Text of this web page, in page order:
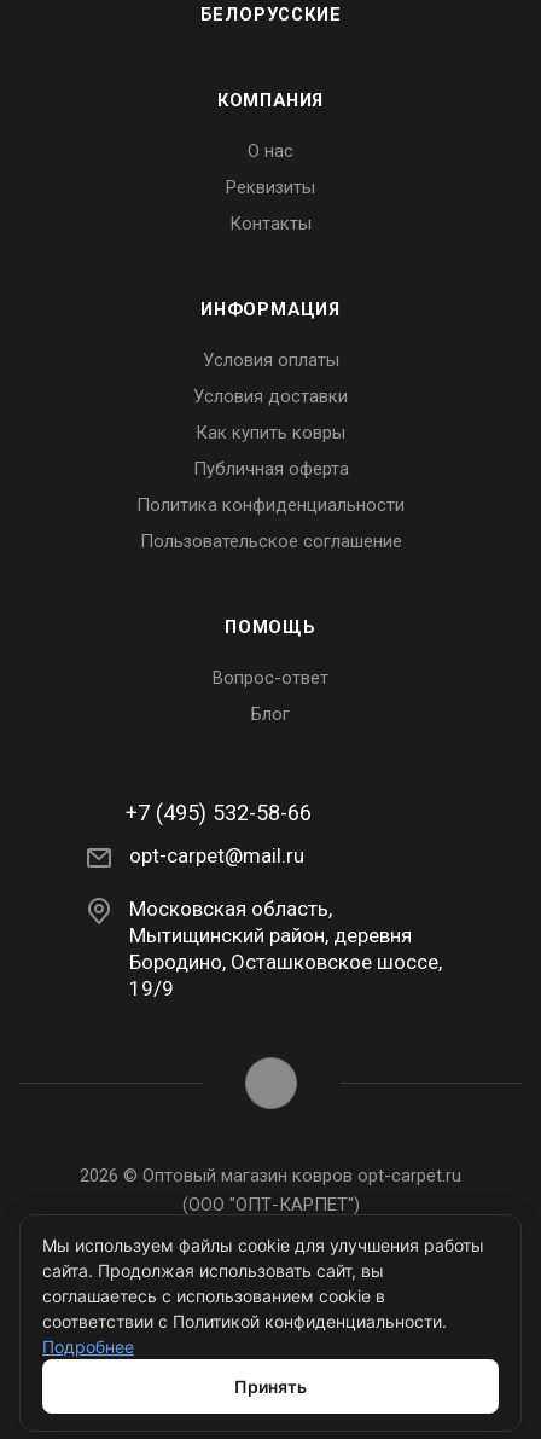
БЕЛОРУССКИЕ
КОМПАНИЯ
О нас
Реквизиты
Контакты
ИНФОРМАЦИЯ
Условия оплаты
Условия доставки
Как купить ковры
Публичная оферта
Политика конфиденциальности
Пользовательское соглашение
ПОМОЩЬ
Вопрос-ответ
Блог
+7 (495) 532-58-66
opt-carpet@mail.ru
Московская область,
Мытищинский район, деревня
Бородино, Осташковское шоссе,
19/9
2026 © Оптовый магазин ковров opt-carpet.ru
(ООО "ОПТ-КАРПЕТ")
ИНН: 7743907105
Мы используем файлы cookie для улучшения работы
сайта. Продолжая использовать сайт, вы
соглашаетесь с использованием cookie в
соответствии с Политикой конфиденциальности.
Подробнее
Принять